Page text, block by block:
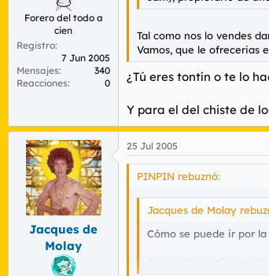
Forero del todo a
cien
Registro
7 Jun 2005
Mensajes
340
Reacciones
0
Tal como nos lo vendes
Vamos, que le ofrecerias
¿Tú eres tontín o te lo
Y para el del chiste de
Jacques de
Molay
25 Jul 2005
PINPIN rebuznó:
Jacques de Molay
Cómo se puede ir por
Eso sí, me la follaba,